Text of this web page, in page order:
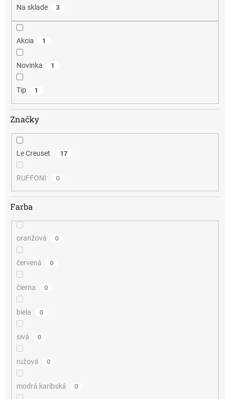
Na sklade 3
Akcia 1
Novinka 1
Tip 1
Značky
Le Creuset 17
RUFFONI 0
Farba
oranžová 0
červená 0
čierna 0
biela 0
sivá 0
ružová 0
modrá karibská 0